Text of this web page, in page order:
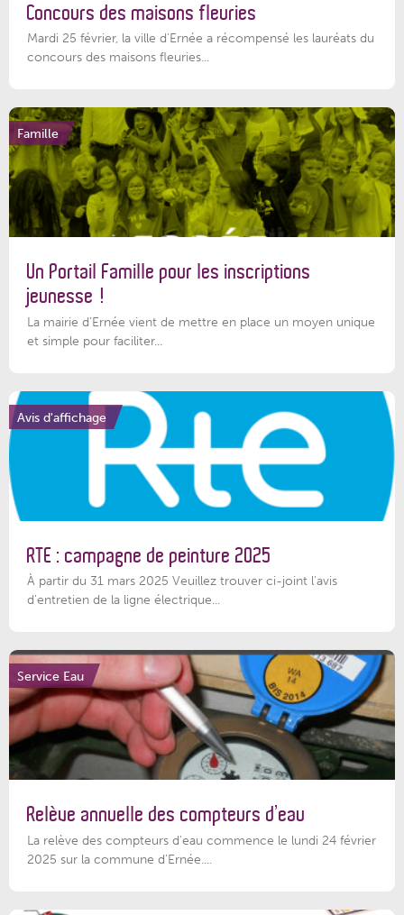
Concours des maisons fleuries
Mardi 25 février, la ville d'Ernée a récompensé les lauréats du
concours des maisons fleuries...
Famille
Un Portail Famille pour les inscriptions
jeunesse !
La mairie d’Ernée vient de mettre en place un moyen unique
et simple pour faciliter...
Avis d'affichage
RTE : campagne de peinture 2025
À partir du 31 mars 2025 Veuillez trouver ci-joint l'avis
d'entretien de la ligne électrique...
Service Eau
Relève annuelle des compteurs d’eau
La relève des compteurs d'eau commence le lundi 24 février
2025 sur la commune d’Ernée....